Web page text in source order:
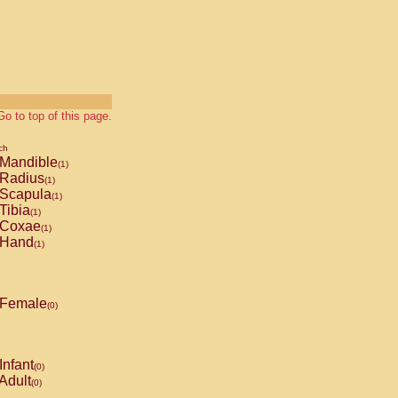
to top of this page.
Mandible(1)
Radius(1)
Scapula(1)
Tibia(1)
Coxae(1)
Hand(1)
Female(0)
Infant(0)
(0)